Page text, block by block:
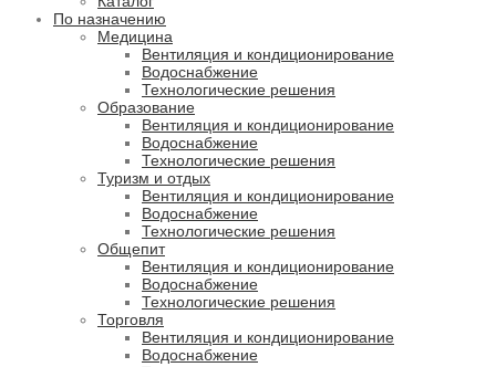
По назначению
Медицина
Вентиляция и кондиционирование
Водоснабжение
Технологические решения
Образование
Вентиляция и кондиционирование
Водоснабжение
Технологические решения
Туризм и отдых
Вентиляция и кондиционирование
Водоснабжение
Технологические решения
Общепит
Вентиляция и кондиционирование
Водоснабжение
Технологические решения
Торговля
Вентиляция и кондиционирование
Водоснабжение